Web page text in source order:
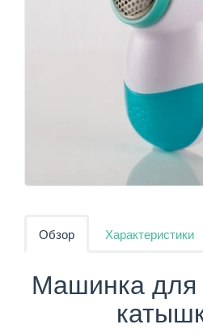
Обзор Характеристики
Машинка для